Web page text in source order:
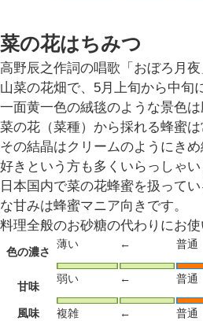
菜の花はちみつ
高野辰之作詞の唱歌「おぼろ月
山菜の花畑で、5月上旬から中旬
一面黄一色の絨毯のような景色は
菜の花（菜種）から採れる蜂蜜は
その結晶はクリームのようにき
好きという方も多くいらっしゃい
日本国内で菜の花蜂蜜を扱って
な甘みは蜂蜜マニア向きです。
料理全般のお砂糖の代わりにお使
色の濃さ
薄い ← 普通
甘味
弱い ← 普通
風味
複雑 ← 普通